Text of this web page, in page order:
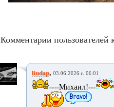
Комментарии пользователей
liudap, 03.06.2026 г. 06:01
----Михаил!---